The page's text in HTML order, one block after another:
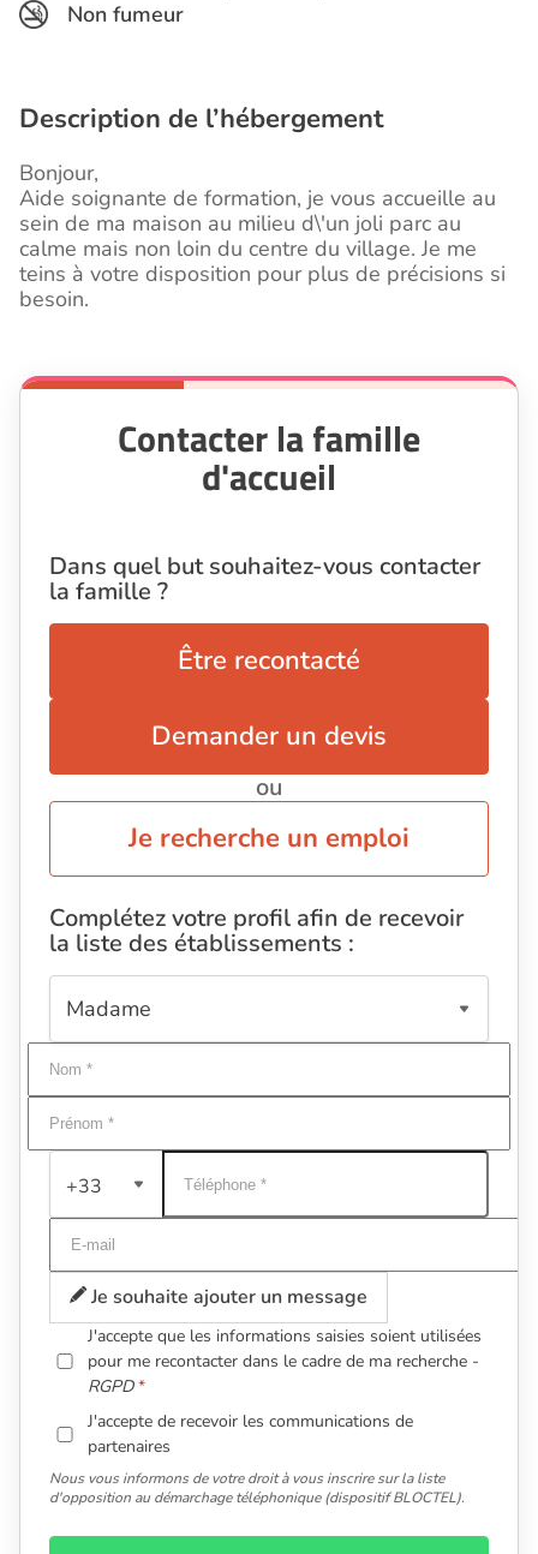
Non fumeur
Description de l’hébergement
Bonjour,
Aide soignante de formation, je vous accueille au
sein de ma maison au milieu d\'un joli parc au
calme mais non loin du centre du village. Je me
teins à votre disposition pour plus de précisions si
besoin.
Contacter la famille
d'accueil
Dans quel but souhaitez-vous contacter
la famille ?
Être recontacté
Demander un devis
ou
Je recherche un emploi
Complétez votre profil afin de recevoir
la liste des établissements :
+33
Je souhaite ajouter un message
J'accepte que les informations saisies soient utilisées
pour me recontacter dans le cadre de ma recherche -
RGPD
J'accepte de recevoir les communications de
partenaires
Nous vous informons de votre droit à vous inscrire sur la liste
d'opposition au démarchage téléphonique (dispositif BLOCTEL).